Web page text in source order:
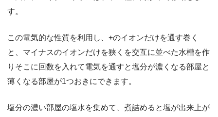
す。
この電気的な性質を利用し、+のイオンだけを通す巻く
と、マイナスのイオンだけを狭くを交互に並べた水槽を作
りそこに回数を入れて電気を通すと塩分が濃くなる部屋と
薄くなる部屋が1つおきにできます。
塩分の濃い部屋の塩水を集めて、煮詰めると塩が出来上が